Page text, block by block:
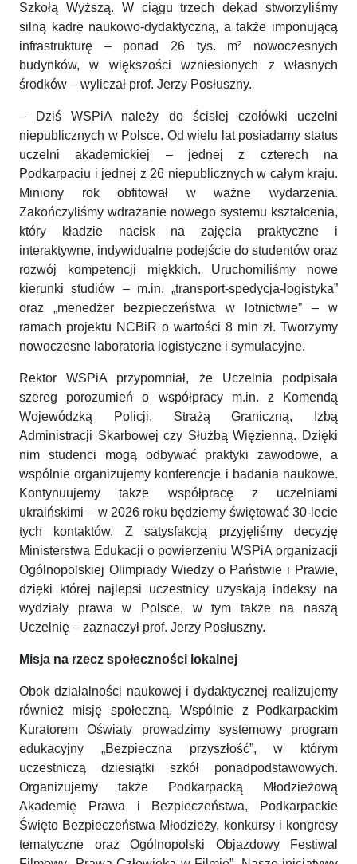
Szkołą Wyższą. W ciągu trzech dekad stworzyliśmy
silną kadrę naukowo-dydaktyczną, a także imponującą
infrastrukturę – ponad 26 tys. m² nowoczesnych
budynków, w większości wzniesionych z własnych
środków – wyliczał prof. Jerzy Posłuszny.
– Dziś WSPiA należy do ścisłej czołówki uczelni
niepublicznych w Polsce. Od wielu lat posiadamy status
uczelni akademickiej – jednej z czterech na
Podkarpaciu i jednej z 26 niepublicznych w całym kraju.
Miniony rok obfitował w ważne wydarzenia.
Zakończyliśmy wdrażanie nowego systemu kształcenia,
który kładzie nacisk na zajęcia praktyczne i
interaktywne, indywidualne podejście do studentów oraz
rozwój kompetencji miękkich. Uruchomiliśmy nowe
kierunki studiów – m.in. „transport-spedycja-logistyka”
oraz „menedżer bezpieczeństwa w lotnictwie” – w
ramach projektu NCBiR o wartości 8 mln zł. Tworzymy
nowoczesne laboratoria logistyczne i symulacyjne.
Rektor WSPiA przypomniał, że Uczelnia podpisała
szereg porozumień o współpracy m.in. z Komendą
Wojewódzką Policji, Strażą Graniczną, Izbą
Administracji Skarbowej czy Służbą Więzienną. Dzięki
nim studenci mogą odbywać praktyki zawodowe, a
wspólnie organizujemy konferencje i badania naukowe.
Kontynuujemy także współpracę z uczelniami
ukraińskimi – w 2026 roku będziemy świętować 30-lecie
tych kontaktów. Z satysfakcją przyjęliśmy decyzję
Ministerstwa Edukacji o powierzeniu WSPiA organizacji
Ogólnopolskiej Olimpiady Wiedzy o Państwie i Prawie,
dzięki której najlepsi uczestnicy uzyskają indeksy na
wydziały prawa w Polsce, w tym także na naszą
Uczelnię – zaznaczył prof. Jerzy Posłuszny.
Misja na rzecz społeczności lokalnej
Obok działalności naukowej i dydaktycznej realizujemy
również misję społeczną. Wspólnie z Podkarpackim
Kuratorem Oświaty prowadzimy systemowy program
edukacyjny „Bezpieczna przyszłość”, w którym
uczestniczą dziesiątki szkół ponadpodstawowych.
Organizujemy także Podkarpacką Młodzieżową
Akademię Prawa i Bezpieczeństwa, Podkarpackie
Święto Bezpieczeństwa Młodzieży, konkursy i kongresy
tematyczne oraz Ogólnopolski Objazdowy Festiwal